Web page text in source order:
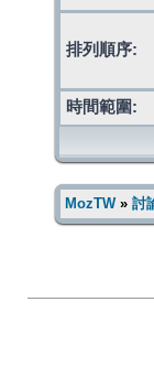
排列順序:
時間範圍:
MozTW» 討